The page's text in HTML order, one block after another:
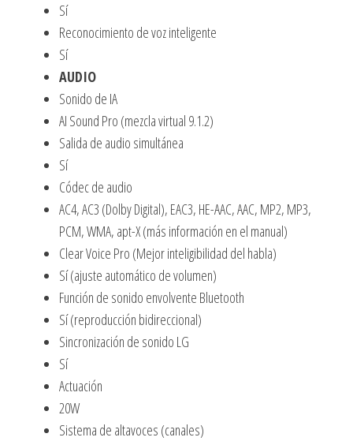
Sí
Reconocimiento de voz inteligente
Sí
AUDIO
Sonido de IA
AI Sound Pro (mezcla virtual 9.1.2)
Salida de audio simultánea
Sí
Códec de audio
AC4, AC3 (Dolby Digital), EAC3, HE-AAC, AAC, MP2, MP3,
PCM, WMA, apt-X (más información en el manual)
Clear Voice Pro (Mejor inteligibilidad del habla)
Sí (ajuste automático de volumen)
Función de sonido envolvente Bluetooth
Sí (reproducción bidireccional)
Sincronización de sonido LG
Sí
Actuación
20W
Sistema de altavoces (canales)